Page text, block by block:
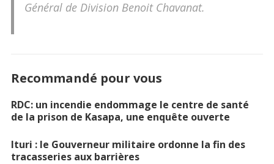
Général de Division Benoit Chavanat.
Recommandé pour vous
RDC: un incendie endommage le centre de santé
de la prison de Kasapa, une enquête ouverte
Ituri : le Gouverneur militaire ordonne la fin des
tracasseries aux barrières